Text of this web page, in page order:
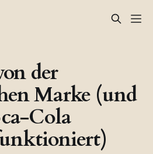
der
Marke (und
Cola